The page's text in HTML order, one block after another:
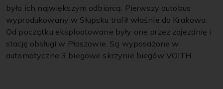
było ich największym odbiorcą. Pierwszy autobus
wyprodukowany w Słupsku trafił właśnie do Krakowa.
Od początku eksploatowane były one przez zajezdnię i
stację obsługi w Płaszowie. Są wyposażone w
automatyczne 3 biegowe skrzynie biegów VOITH.